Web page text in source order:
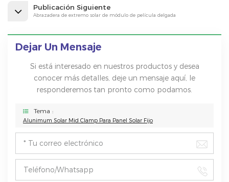
Publicación Siguiente
Abrazadera de extremo solar de módulo de película delgada
Dejar Un Mensaje
Si está interesado en nuestros productos y desea
conocer más detalles, deje un mensaje aquí, le
responderemos tan pronto como podamos.
Tema :
Alunimum Solar Mid Clamp Para Panel Solar Fijo